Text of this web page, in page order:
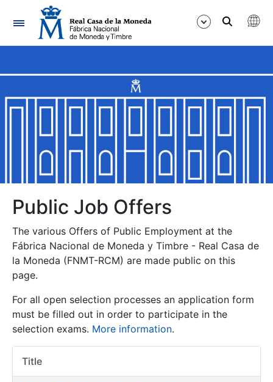
Navigation
Show/Hide
Show/Hide
Show/Hide
Show/Hide
Show/Hide
Public Job Offers
The various Offers of Public Employment at the
Fábrica Nacional de Moneda y Timbre - Real Casa de
la Moneda (FNMT-RCM) are made public on this
page.
For all open selection processes an application form
must be filled out in order to participate in the
selection exams. More information.
Title
Item